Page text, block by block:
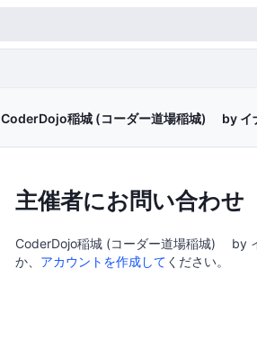
CoderDojo稲城 (コーダー道場稲城) by イ
主催者にお問い合わせ
CoderDojo稲城 (コーダー道場稲城) by
か、 アカウントを作成して ください。